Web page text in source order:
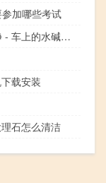
加哪些考试
车上的水垢怎么清洗干净 - 车上的水碱洗不掉怎么办
载安装
石怎么清洁